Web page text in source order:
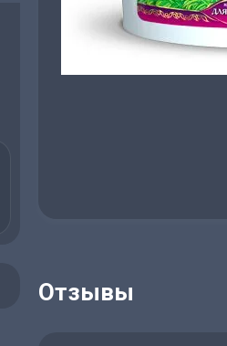
Отзывы